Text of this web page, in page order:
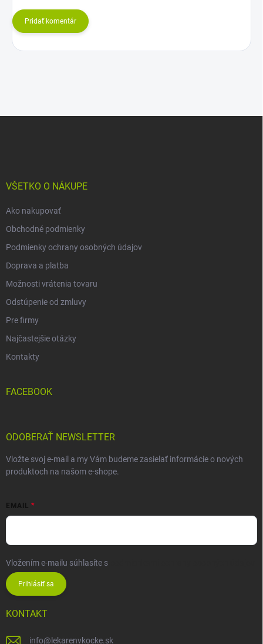
Pridať komentár
VŠETKO O NÁKUPE
Ako nakupovať
Obchodné podmienky
Podmienky ochrany osobných údajov
Doprava a platba
Možnosti vrátenia tovaru
Odstúpenie od zmluvy
Pre firmy
Najčastejšie otázky
Kontakty
FACEBOOK
ODOBERAŤ NEWSLETTER
Vložte svoj e-mail a my Vám budeme zasielať informácie o nových
produktoch na našom e-shope.
EMAIL
Vložením e-mailu súhlasíte s
Prihlásiť sa
KONTAKT
info@ lekarenvkocke.sk